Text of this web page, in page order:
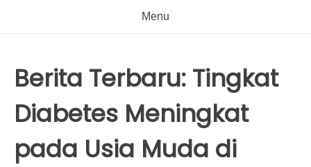
Menu
Berita Terbaru: Tingkat
Diabetes Meningkat
pada Usia Muda di